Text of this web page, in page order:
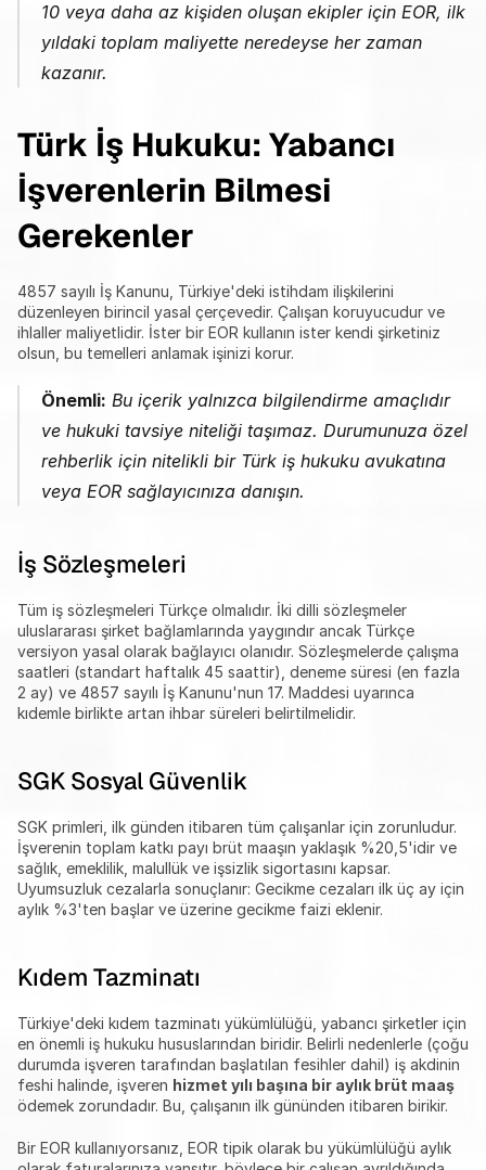
10 veya daha az kişiden oluşan ekipler için EOR, ilk
yıldaki toplam maliyette neredeyse her zaman
kazanır.
Türk İş Hukuku: Yabancı
İşverenlerin Bilmesi
Gerekenler
4857 sayılı İş Kanunu, Türkiye'deki istihdam ilişkilerini
düzenleyen birincil yasal çerçevedir. Çalışan koruyucudur ve
ihlaller maliyetlidir. İster bir EOR kullanın ister kendi şirketiniz
olsun, bu temelleri anlamak işinizi korur.
Önemli: Bu içerik yalnızca bilgilendirme amaçlıdır
ve hukuki tavsiye niteliği taşımaz. Durumunuza özel
rehberlik için nitelikli bir Türk iş hukuku avukatına
veya EOR sağlayıcınıza danışın.
İş Sözleşmeleri
Tüm iş sözleşmeleri Türkçe olmalıdır. İki dilli sözleşmeler
uluslararası şirket bağlamlarında yaygındır ancak Türkçe
versiyon yasal olarak bağlayıcı olanıdır. Sözleşmelerde çalışma
saatleri (standart haftalık 45 saattir), deneme süresi (en fazla
2 ay) ve 4857 sayılı İş Kanunu'nun 17. Maddesi uyarınca
kıdemle birlikte artan ihbar süreleri belirtilmelidir.
SGK Sosyal Güvenlik
SGK primleri, ilk günden itibaren tüm çalışanlar için zorunludur.
İşverenin toplam katkı payı brüt maaşın yaklaşık %20,5'idir ve
sağlık, emeklilik, malullük ve işsizlik sigortasını kapsar.
Uyumsuzluk cezalarla sonuçlanır: Gecikme cezaları ilk üç ay için
aylık %3'ten başlar ve üzerine gecikme faizi eklenir.
Kıdem Tazminatı
Türkiye'deki kıdem tazminatı yükümlülüğü, yabancı şirketler için
en önemli iş hukuku hususlarından biridir. Belirli nedenlerle (çoğu
durumda işveren tarafından başlatılan fesihler dahil) iş akdinin
feshi halinde, işveren hizmet yılı başına bir aylık brüt maaş
ödemek zorundadır. Bu, çalışanın ilk gününden itibaren birikir.
Bir EOR kullanıyorsanız, EOR tipik olarak bu yükümlülüğü aylık